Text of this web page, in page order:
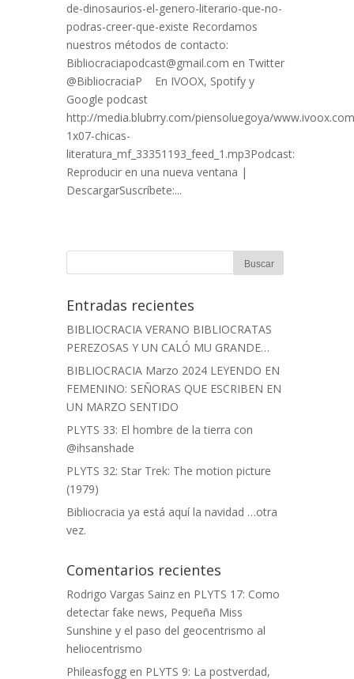
de-dinosaurios-el-genero-literario-que-no-
podras-creer-que-existe Recordamos
nuestros métodos de contacto:
Bibliocraciapodcast@gmail.com en Twitter
@BibliocraciaP En IVOOX, Spotify y
Google podcast
http://media.blubrry.com/piensoluegoya/
1x07-chicas-
literatura_mf_33351193_feed_1.mp3Podcast:
Reproducir en una nueva ventana |
DescargarSuscríbete:...
Entradas recientes
BIBLIOCRACIA VERANO BIBLIOCRATAS
PEREZOSAS Y UN CALÓ MU GRANDE…
BIBLIOCRACIA Marzo 2024 LEYENDO EN
FEMENINO: SEÑORAS QUE ESCRIBEN EN
UN MARZO SENTIDO
PLYTS 33: El hombre de la tierra con
@ihsanshade
PLYTS 32: Star Trek: The motion picture
(1979)
Bibliocracia ya está aquí la navidad …otra
vez.
Comentarios recientes
Rodrigo Vargas Sainz en PLYTS 17: Como
detectar fake news, Pequeña Miss
Sunshine y el paso del geocentrismo al
heliocentrismo
Phileasfogg en PLYTS 9: La postverdad,